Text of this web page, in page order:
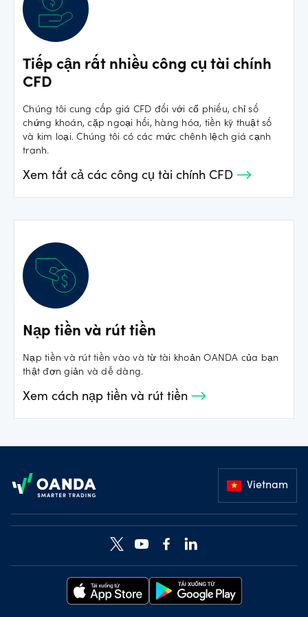
Tiếp cận rất nhiều công cụ tài chính
CFD
Chúng tôi cung cấp giá CFD đối với cổ phiếu, chỉ số
chứng khoán, cặp ngoại hối, hàng hóa, tiền kỹ thuật số
và kim loại. Chúng tôi có các mức chênh lệch giá cạnh
tranh.
Xem tất cả các công cụ tài chính CFD
Nạp tiền và rút tiền
Nạp tiền và rút tiền vào và từ tài khoản OANDA của bạn
thật đơn giản và dễ dàng.
Xem cách nạp tiền và rút tiền
Vietnam